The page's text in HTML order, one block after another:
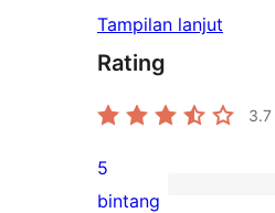
Tampilan lanjut
Rating
3.7
4
5
bintang